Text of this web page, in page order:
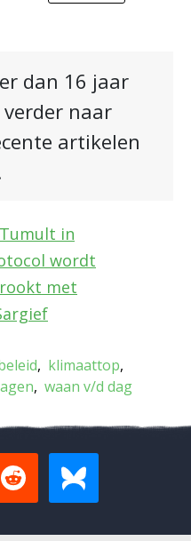
dan 16 jaar
naar
artikelen
in
wordt
met
klimaattop
waan v/d dag